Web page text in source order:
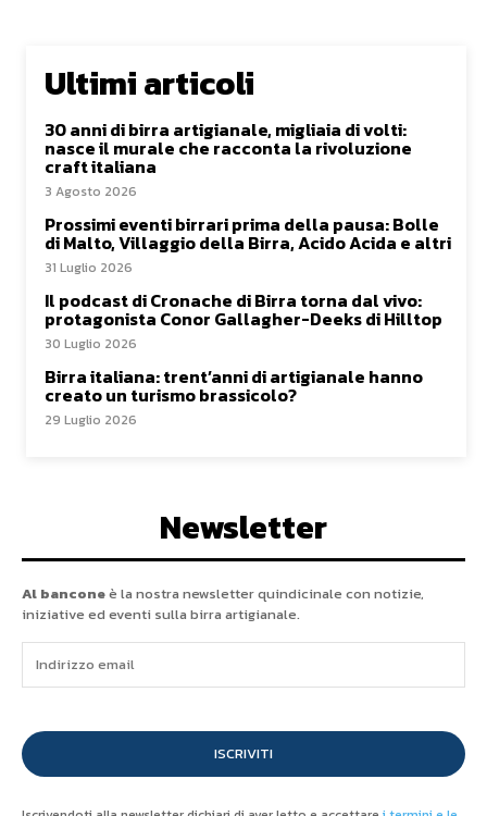
Ultimi articoli
30 anni di birra artigianale, migliaia di volti:
nasce il murale che racconta la rivoluzione
craft italiana
3 Agosto 2026
Prossimi eventi birrari prima della pausa: Bolle
di Malto, Villaggio della Birra, Acido Acida e altri
31 Luglio 2026
Il podcast di Cronache di Birra torna dal vivo:
protagonista Conor Gallagher-Deeks di Hilltop
30 Luglio 2026
Birra italiana: trent’anni di artigianale hanno
creato un turismo brassicolo?
29 Luglio 2026
Newsletter
Al banconeè la nostra newsletter quindicinale con notizie,
iniziative ed eventi sulla birra artigianale.
ISCRIVITI